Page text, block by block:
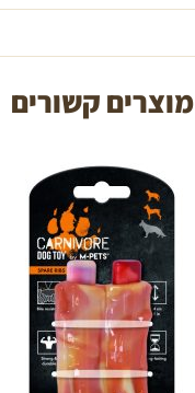
מוצרים קשורים
הוספה לעגלה